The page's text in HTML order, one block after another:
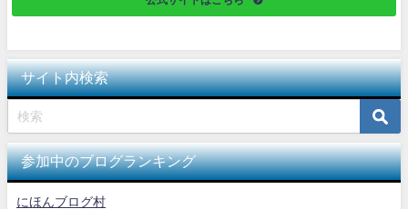
サイト内検索
参加中のブログランキング
にほんブログ村